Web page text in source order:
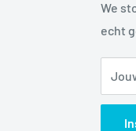
We
echt